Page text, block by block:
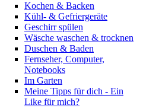
Kochen & Backen
Kühl- & Gefriergeräte
Geschirr spülen
Wäsche waschen & trocknen
Duschen & Baden
Fernseher, Computer,
Notebooks
Im Garten
Meine Tipps für dich - Ein
Like für mich?